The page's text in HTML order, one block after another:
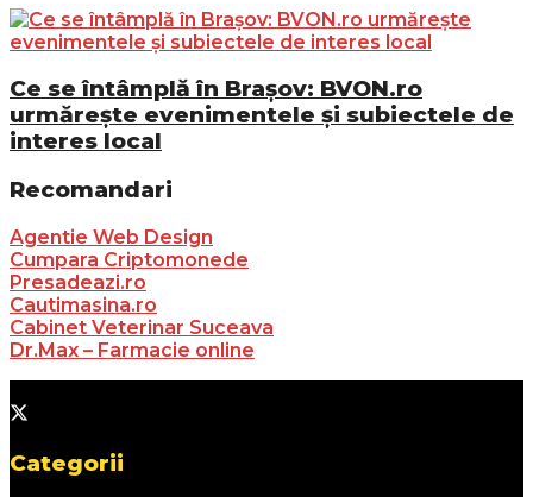
Ce se întâmplă în Brașov: BVON.ro
urmărește evenimentele și subiectele de
interes local
Recomandari
Agentie Web Design
Cumpara Criptomonede
Presadeazi.ro
Cautimasina.ro
Cabinet Veterinar Suceava
Dr.Max – Farmacie online
Categorii